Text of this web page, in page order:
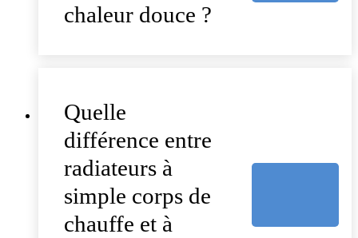
chaleur douce ?
Quelle
différence entre
radiateurs à
simple corps de
chauffe et à